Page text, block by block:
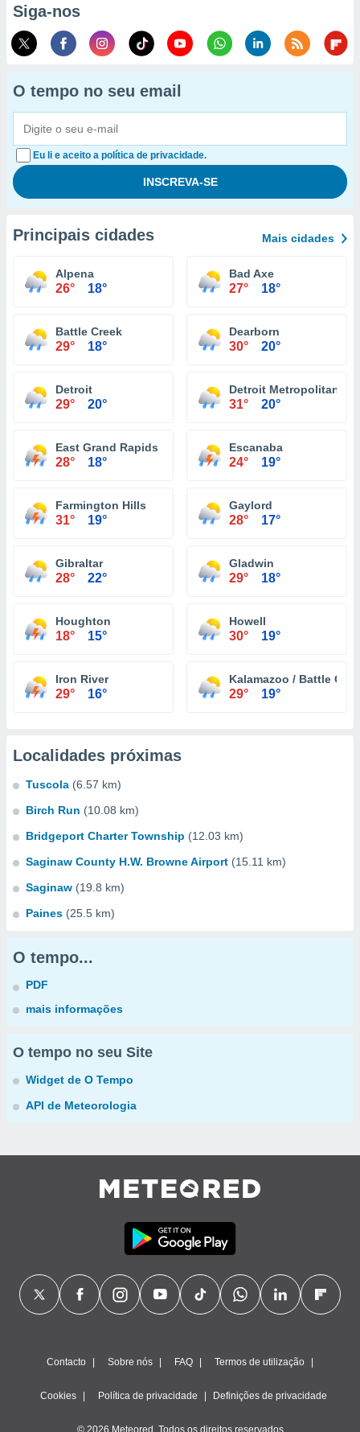
Siga-nos
O tempo no seu email
Eu li e aceito a política de privacidade.
Principais cidades Mais cidades
Alpena
26° 18°
Bad Axe
27° 18°
Battle Creek
29° 18°
Dearborn
30° 20°
Detroit
29° 20°
Detroit Metropolitan
31° 20°
East Grand Rapids
28° 18°
Escanaba
24° 19°
Farmington Hills
31° 19°
Gaylord
28° 17°
Gibraltar
28° 22°
Gladwin
29° 18°
Houghton
18° 15°
Howell
30° 19°
Iron River
29° 16°
Kalamazoo / Battle
29° 19°
Localidades próximas
Tuscola (6.57 km)
Birch Run (10.08 km)
Bridgeport Charter Township (12.03 km)
Saginaw County H.W. Browne Airport (15.11 km)
Saginaw (19.8 km)
Paines (25.5 km)
O tempo...
PDF
mais informações
O tempo no seu Site
Widget de O Tempo
API de Meteorologia
Contacto Sobre nós FAQ Termos de utilização
Cookies Política de privacidade Definições de privacidade
© 2026 Meteored. Todos os direitos reservados